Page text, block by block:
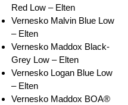
Red Low – Elten
Vernesko Malvin Blue Low
– Elten
Vernesko Maddox Black-
Grey Low – Elten
Vernesko Logan Blue Low
– Elten
Vernesko Maddox BOA®